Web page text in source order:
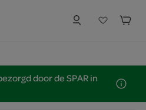
door de SPAR in